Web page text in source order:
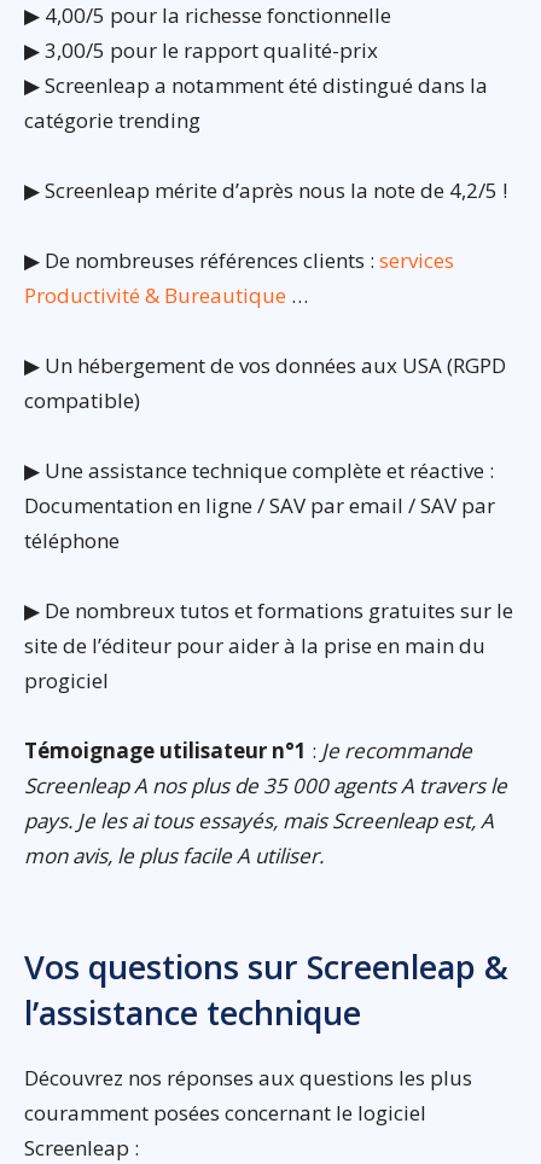
▶ 4,00/5 pour la richesse fonctionnelle
▶ 3,00/5 pour le rapport qualité-prix
▶ Screenleap a notamment été distingué dans la
catégorie trending
▶ Screenleap mérite d’après nous la note de 4,2/5 !
▶ De nombreuses références clients : services
Productivité & Bureautique …
▶ Un hébergement de vos données aux USA (RGPD
compatible)
▶ Une assistance technique complète et réactive :
Documentation en ligne / SAV par email / SAV par
téléphone
▶ De nombreux tutos et formations gratuites sur le
site de l’éditeur pour aider à la prise en main du
progiciel
Témoignage utilisateur n°1 : Je recommande
Screenleap A nos plus de 35 000 agents A travers le
pays. Je les ai tous essayés, mais Screenleap est, A
mon avis, le plus facile A utiliser.
Vos questions sur Screenleap &
l’assistance technique
Découvrez nos réponses aux questions les plus
couramment posées concernant le logiciel
Screenleap :